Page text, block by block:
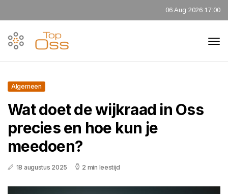
06 Aug 2026 17:00
Algemeen
Wat doet de wijkraad in Oss
precies en hoe kun je
meedoen?
18 augustus 2025 2 min leestijd